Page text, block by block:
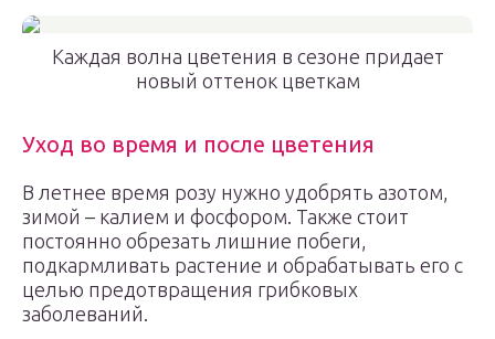
Каждая волна цветения в сезоне придает
новый оттенок цветкам
Уход во время и после цветения
В летнее время розу нужно удобрять азотом,
зимой – калием и фосфором. Также стоит
постоянно обрезать лишние побеги,
подкармливать растение и обрабатывать его с
целью предотвращения грибковых
заболеваний.